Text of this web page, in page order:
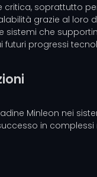
soprattutto
grazie al
sistemi che
progressi
Minleon nei
in